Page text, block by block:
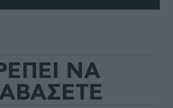
ΝΑ